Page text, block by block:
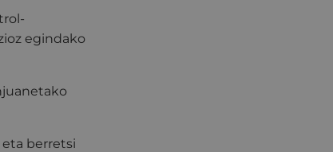
egindako
berretsi